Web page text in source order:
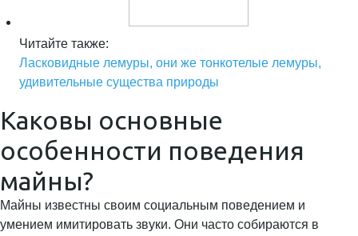
Читайте также:
Ласковидные лемуры, они же тонкотелые лемуры,
удивительные существа природы
Каковы основные
особенности поведения
майны?
Майны известны своим социальным поведением и
умением имитировать звуки. Они часто собираются в